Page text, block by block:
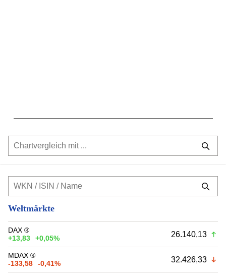
Weltmärkte
DAX ®
+13,83
+0,05% 26.140,13
MDAX ®
-133,58
-0,41% 32.426,33